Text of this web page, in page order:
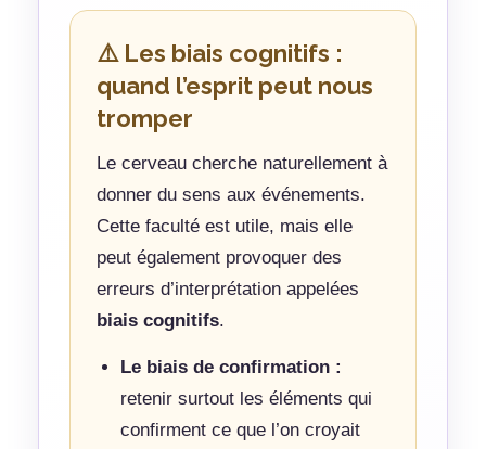
⚠️ Les biais cognitifs :
quand l’esprit peut nous
tromper
Le cerveau cherche naturellement à
donner du sens aux événements.
Cette faculté est utile, mais elle
peut également provoquer des
erreurs d’interprétation appelées
biais cognitifs.
Le biais de confirmation :
retenir surtout les éléments qui
confirment ce que l’on croyait